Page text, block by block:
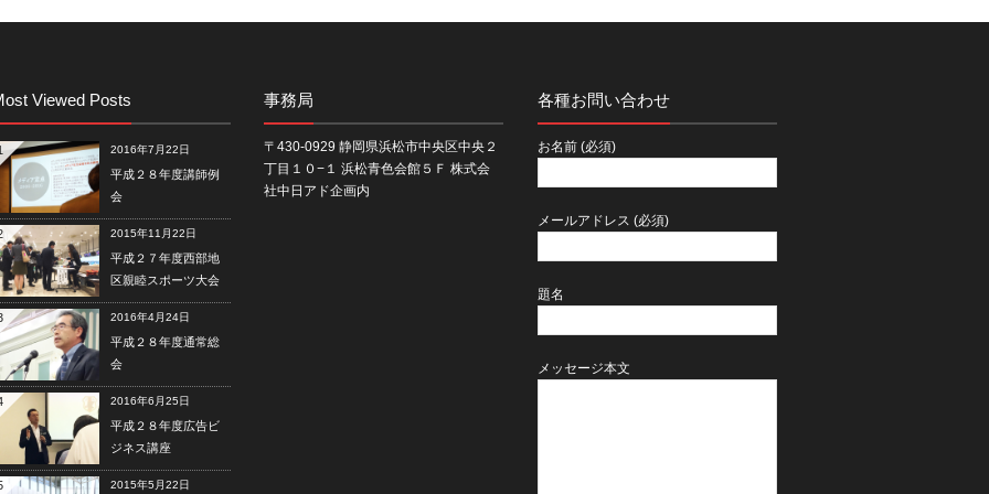
Viewed Posts
2016年7月22日
平成２８年度講師例
会
2015年11月22日
平成２７年度西部地
区親睦スポーツ大会
2016年4月24日
平成２８年度通常総
会
2016年6月25日
平成２８年度広告ビ
ジネス講座
2015年5月22日
事務局
〒430-0929 静岡県浜松市中央区中央２
丁目１０−１ 浜松青色会館５Ｆ 株式会
社中日アド企画内
各種お問い合わせ
お名前 (必須)
メールアドレス (必須)
題名
メッセージ本文